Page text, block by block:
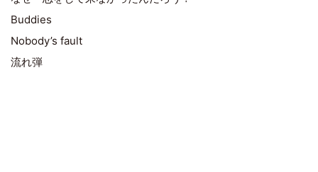
Buddies
Nobody’s fault
流れ弾